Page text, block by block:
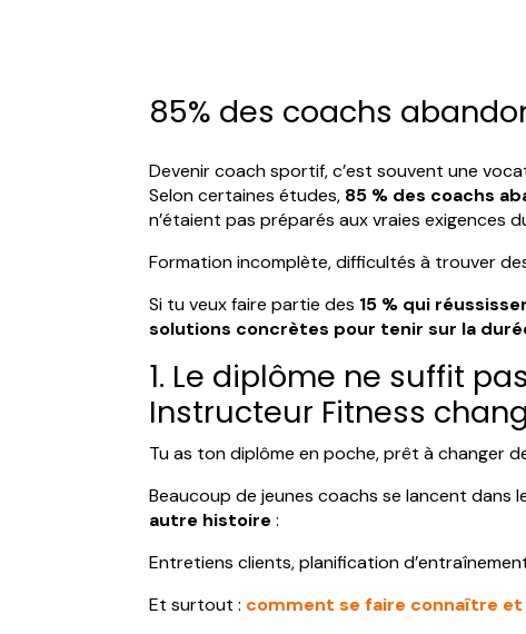
85% des coachs
Devenir coach sportif, c’est souvent une
Selon certaines études, 85 % des coachs
n’étaient pas préparés aux vraies exigences
Formation incomplète, difficultés à trouver
Si tu veux faire partie des 15 % qui
solutions concrètes pour tenir sur la
1. Le diplôme ne suffit
Instructeur Fitness
Tu as ton diplôme en poche, prêt à changer
Beaucoup de jeunes coachs se lancent dans
autre histoire :
Entretiens clients, planification
Et surtout : comment se faire connaître